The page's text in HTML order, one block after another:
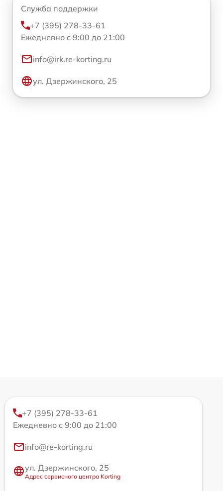
Служба поддержки
+7 (395) 278-33-61
Ежедневно с 9:00 до 21:00
info@irk.re-korting.ru
ул. Дзержинского, 25
+7 (395) 278-33-61
Ежедневно с 9:00 до 21:00
info@re-korting.ru
ул. Дзержинского, 25
Адрес сервисного центра Korting